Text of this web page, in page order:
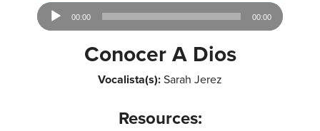
Audio
Player
00:00 00:00
Conocer A Dios
Vocalista(s):Sarah Jerez
Resources: